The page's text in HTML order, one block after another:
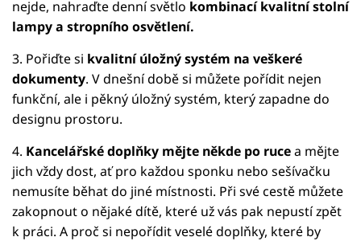
nejde, nahraďte denní světlo kombinací kvalitní stolní
lampy a stropního osvětlení.
3. Pořiďte si kvalitní úložný systém na veškeré
dokumenty. V dnešní době si můžete pořídit nejen
funkční, ale i pěkný úložný systém, který zapadne do
designu prostoru.
4. Kancelářské doplňky mějte někde po rucea mějte
jich vždy dost, ať pro každou sponku nebo sešívačku
nemusíte běhat do jiné místnosti. Při své cestě můžete
zakopnout o nějaké dítě, které už vás pak nepustí zpět
k práci. A proč si nepořídit veselé doplňky, které by